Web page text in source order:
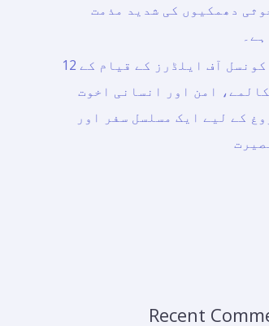
دھمکیوں کی شدید مذمت
مسلم کونسل آف ایلڈرز کے قیام کے 12
امن اور انسانی اخوت
کے لیے ایک مسلسل سفر اور
Recent